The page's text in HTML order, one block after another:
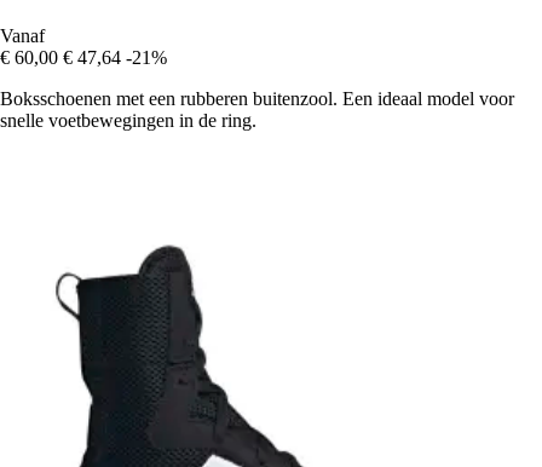
Vanaf
€ 60,00 € 47,64 -21%
Boksschoenen met een rubberen buitenzool. Een ideaal model voor
snelle voetbewegingen in de ring.